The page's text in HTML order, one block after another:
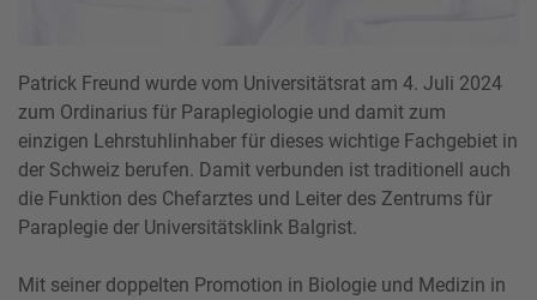
Patrick Freund wurde vom Universitätsrat am 4. Juli 2024
zum Ordinarius für Paraplegiologie und damit zum
einzigen Lehrstuhlinhaber für dieses wichtige Fachgebiet in
der Schweiz berufen. Damit verbunden ist traditionell auch
die Funktion des Chefarztes und Leiter des Zentrums für
Paraplegie der Universitätsklink Balgrist.
Mit seiner doppelten Promotion in Biologie und Medizin in